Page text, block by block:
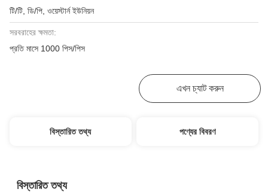
টি/টি, ডি/পি, ওয়েস্টার্ন ইউনিয়ন
সরবরাহের ক্ষমতা:
প্রতি মাসে 1000 পিস/পিস
এখন চ্যাট করুন
বিস্তারিত তথ্য পণ্যের বিবরণ
বিস্তারিত তথ্য